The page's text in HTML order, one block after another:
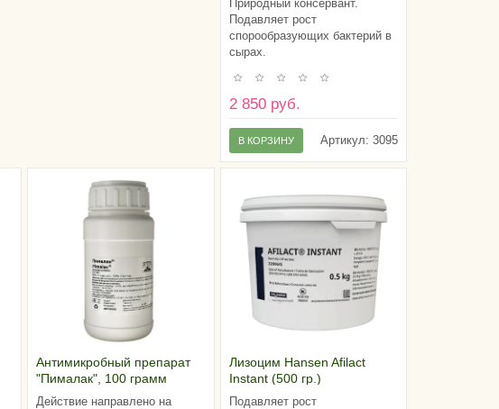
Природный консервант.
Подавляет рост
спорообразующих бактерий в
сырах.
2 850 руб.
Артикул: 3095
В КОРЗИНУ
Антимикробный препарат
"Пималак", 100 грамм
Действие направлено на
Лизоцим Hansen Afilact
Instant (500 гр.)
Подавляет рост